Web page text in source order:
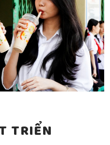
TRIỂN